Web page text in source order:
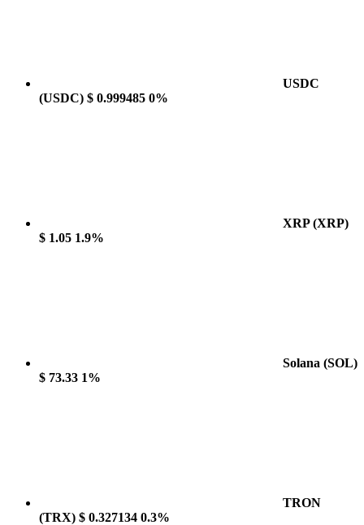
USDC
(USDC) $ 0.999485 0%
XRP(XRP)
$ 1.05 1.9%
Solana (SOL)
$ 73.33 1%
TRON
(TRX) $ 0.327134 0.3%